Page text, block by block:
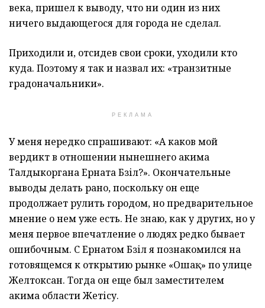
века, пришел к выводу, что ни один из них
ничего выдающегося для города не сделал.
Приходили и, отсидев свои сроки, уходили кто
куда. Поэтому я так и назвал их: «транзитные
градоначальники».
РЕКЛАМА
У меня нередко спрашивают: «А каков мой
вердикт в отношении нынешнего акима
Талдыкоргана Ерната Бәзіл?». Окончательные
выводы делать рано, поскольку он еще
продолжает рулить городом, но предварительное
мнение о нем уже есть. Не знаю, как у других, но у
меня первое впечатление о людях редко бывает
ошибочным. С Ернатом Бәзіл я познакомился на
готовящемся к открытию рынке «Ошақ» по улице
Желтоксан. Тогда он еще был заместителем
акима области Жетісу.